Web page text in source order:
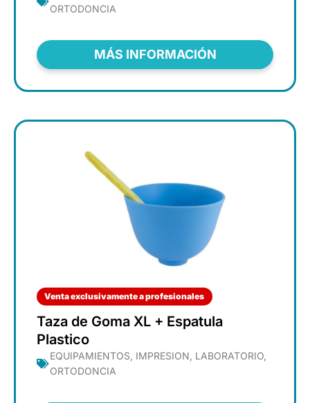
ORTODONCIA
MÁS INFORMACIÓN
Venta exclusivamente a profesionales
Taza de Goma XL + Espatula
Plastico
EQUIPAMIENTOS IMPRESION LABORATORIO
ORTODONCIA